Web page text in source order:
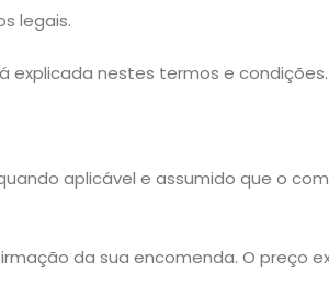
legais.
explicada nestes termos e condições.
aplicável e assumido que o
da sua encomenda. O preço